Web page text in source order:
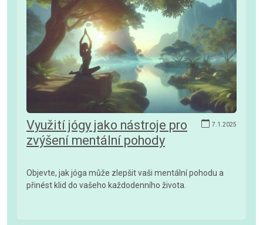
7.1.2025
Využití jógy jako nástroje pro
zvýšení mentální pohody
Objevte, jak jóga může zlepšit vaši mentální pohodu a
přinést klid do vašeho každodenního života.